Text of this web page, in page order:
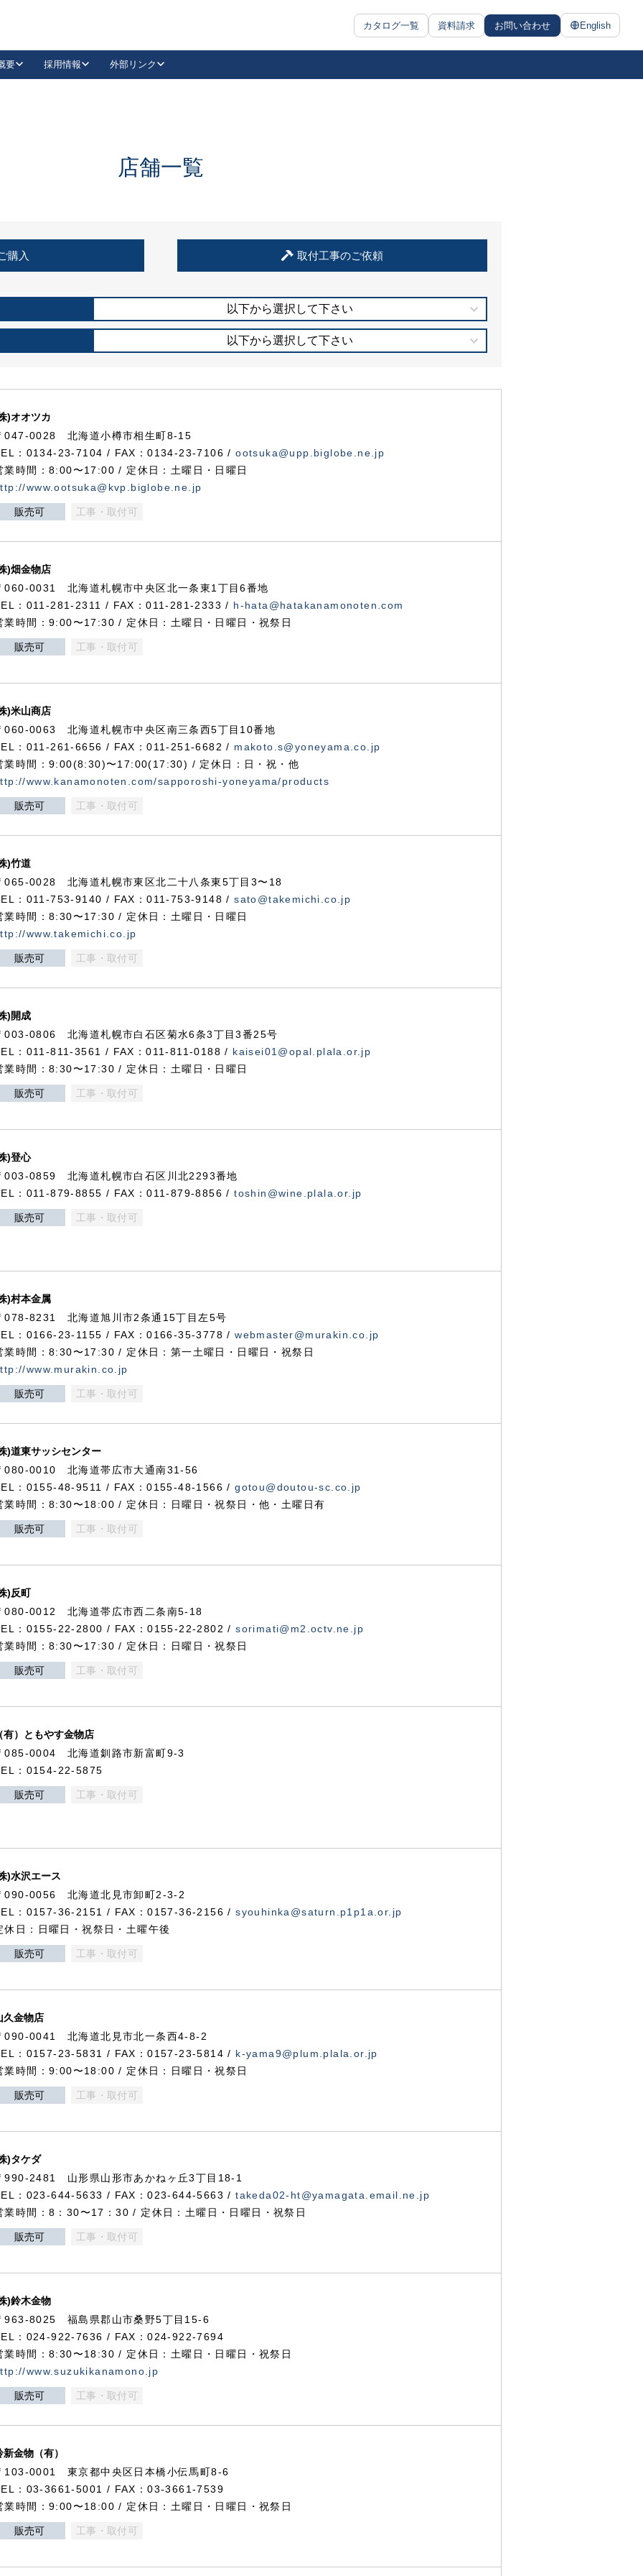
カタログ一覧 資料請求 お問い合わせ English
抗ウイルス・抗菌製品
要 採用情報 外部リンク
LinkedIn
住宅使用部材標準化推進協議会
店舗一覧
購入 取付工事のご依頼
以下から選択して下さい
以下から選択して下さい
)オオツカ
047-0028 北海道小樽市相生町8-15
：0134-23-7104 / FAX：0134-23-7106 /ootsuka@upp.biglobe.ne.jp
業時間：8:00〜17:00 / 定休日：土曜日・日曜日
www.ootsuka@kvp.biglobe.ne.jp
販売可 工事・取付可
)畑金物店
060-0031 北海道札幌市中央区北一条東1丁目6番地
：011-281-2311 / FAX：011-281-2333 / h-hata@hatakanamonoten.com
業時間：9:00〜17:30 / 定休日：土曜日・日曜日・祝祭日
販売可 工事・取付可
)米山商店
060-0063 北海道札幌市中央区南三条西5丁目10番地
：011-261-6656 / FAX：011-251-6682 / makoto.s@yoneyama.co.jp
業時間：9:00(8:30)〜17:00(17:30) / 定休日：日・祝・他
www.kanamonoten.com/sapporoshi-yoneyama/products
販売可 工事・取付可
)竹道
065-0028 北海道札幌市東区北二十八条東5丁目3〜18
：011-753-9140 / FAX：011-753-9148 /sato@takemichi.co.jp
業時間：8:30〜17:30 / 定休日：土曜日・日曜日
www.takemichi.co.jp
販売可 工事・取付可
)開成
003-0806 北海道札幌市白石区菊水6条3丁目3番25号
：011-811-3561 / FAX：011-811-0188 / kaisei01@opal.plala.or.jp
業時間：8:30〜17:30 / 定休日：土曜日・日曜日
販売可 工事・取付可
)登心
003-0859 北海道札幌市白石区川北2293番地
：011-879-8855 / FAX：011-879-8856 /toshin@wine.plala.or.jp
販売可 工事・取付可
)村本金属
078-8231 北海道旭川市2条通15丁目左5号
：0166-23-1155 / FAX：0166-35-3778 /webmaster@murakin.co.jp
業時間：8:30〜17:30 / 定休日：第一土曜日・日曜日・祝祭日
www.murakin.co.jp
販売可 工事・取付可
)道東サッシセンター
080-0010 北海道帯広市大通南31-56
：0155-48-9511 / FAX：0155-48-1566 /gotou@doutou-sc.co.jp
業時間：8:30〜18:00 / 定休日：日曜日・祝祭日・他・土曜日有
販売可 工事・取付可
)反町
080-0012 北海道帯広市西二条南5-18
：0155-22-2800 / FAX：0155-22-2802 /sorimati@m2.octv.ne.jp
業時間：8:30〜17:30 / 定休日：日曜日・祝祭日
販売可 工事・取付可
有）ともやす金物店
085-0004 北海道釧路市新富町9-3
：0154-22-5875
販売可 工事・取付可
)水沢エース
090-0056 北海道北見市卸町2-3-2
：0157-36-2151 / FAX：0157-36-2156 /syouhinka@saturn.p1p1a.or.jp
休日：日曜日・祝祭日・土曜午後
販売可 工事・取付可
久金物店
090-0041 北海道北見市北一条西4-8-2
：0157-23-5831 / FAX：0157-23-5814 / k-yama9@plum.plala.or.jp
業時間：9:00〜18:00 / 定休日：日曜日・祝祭日
販売可 工事・取付可
)タケダ
990-2481 山形県山形市あかねヶ丘3丁目18-1
：023-644-5633 / FAX：023-644-5663 /takeda02-ht@yamagata.email.ne.jp
業時間：8：30〜17：30 / 定休日：土曜日・日曜日・祝祭日
販売可 工事・取付可
)鈴木金物
963-8025 福島県郡山市桑野5丁目15-6
：024-922-7636 / FAX：024-922-7694
業時間：8:30〜18:30 / 定休日：土曜日・日曜日・祝祭日
www.suzukikanamono.jp
販売可 工事・取付可
新金物（有）
103-0001 東京都中央区日本橋小伝馬町8-6
：03-3661-5001 / FAX：03-3661-7539
業時間：9:00〜18:00 / 定休日：土曜日・日曜日・祝祭日
販売可 工事・取付可